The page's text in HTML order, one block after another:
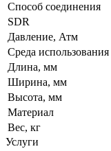
Способ соединения
SDR
Давление, Атм
Среда использования
Длина, мм
Ширина, мм
Высота, мм
Материал
Вес, кг
Услуги